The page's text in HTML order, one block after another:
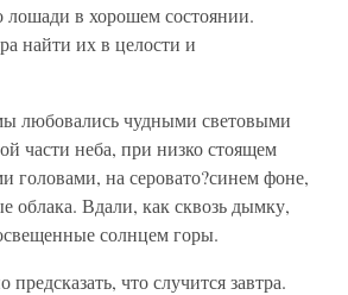
лошади в хорошем состоянии.
найти их в целости и
любовались чудными световыми
части неба, при низко стоящем
головами, на серовато?синем фоне,
облака. Вдали, как сквозь дымку,
солнцем горы.
предсказать, что случится завтра.